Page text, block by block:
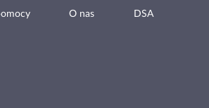
O nas DSA